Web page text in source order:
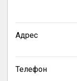
Адрес
Телефон